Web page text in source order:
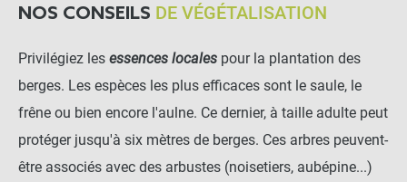
NOS CONSEILS DE VÉGÉTALISATION
Privilégiez les essences locales pour la plantation des
berges. Les espèces les plus efficaces sont le saule, le
frêne ou bien encore l'aulne. Ce dernier, à taille adulte peut
protéger jusqu'à six mètres de berges. Ces arbres peuvent-
être associés avec des arbustes (noisetiers, aubépine...)